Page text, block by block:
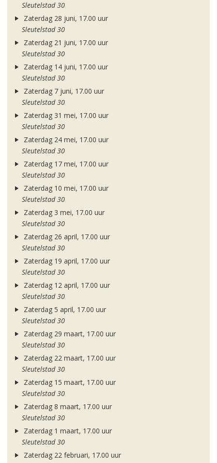
Sleutelstad 30
Zaterdag 28 juni, 17.00 uur
Sleutelstad 30
Zaterdag 21 juni, 17.00 uur
Sleutelstad 30
Zaterdag 14 juni, 17.00 uur
Sleutelstad 30
Zaterdag 7 juni, 17.00 uur
Sleutelstad 30
Zaterdag 31 mei, 17.00 uur
Sleutelstad 30
Zaterdag 24 mei, 17.00 uur
Sleutelstad 30
Zaterdag 17 mei, 17.00 uur
Sleutelstad 30
Zaterdag 10 mei, 17.00 uur
Sleutelstad 30
Zaterdag 3 mei, 17.00 uur
Sleutelstad 30
Zaterdag 26 april, 17.00 uur
Sleutelstad 30
Zaterdag 19 april, 17.00 uur
Sleutelstad 30
Zaterdag 12 april, 17.00 uur
Sleutelstad 30
Zaterdag 5 april, 17.00 uur
Sleutelstad 30
Zaterdag 29 maart, 17.00 uur
Sleutelstad 30
Zaterdag 22 maart, 17.00 uur
Sleutelstad 30
Zaterdag 15 maart, 17.00 uur
Sleutelstad 30
Zaterdag 8 maart, 17.00 uur
Sleutelstad 30
Zaterdag 1 maart, 17.00 uur
Sleutelstad 30
Zaterdag 22 februari, 17.00 uur